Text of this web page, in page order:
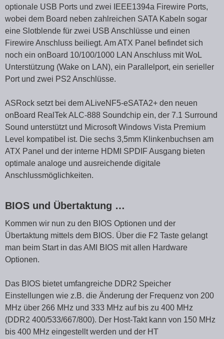
optionale USB Ports und zwei IEEE1394a Firewire Ports,
wobei dem Board neben zahlreichen SATA Kabeln sogar
eine Slotblende für zwei USB Anschlüsse und einen
Firewire Anschluss beiliegt. Am ATX Panel befindet sich
noch ein onBoard 10/100/1000 LAN Anschluss mit WoL
Unterstützung (Wake on LAN), ein Parallelport, ein serieller
Port und zwei PS2 Anschlüsse.
ASRock setzt bei dem ALiveNF5-eSATA2+ den neuen
onBoard RealTek ALC-888 Soundchip ein, der 7.1 Surround
Sound unterstützt und Microsoft Windows Vista Premium
Level kompatibel ist. Die sechs 3,5mm Klinkenbuchsen am
ATX Panel und der interne HDMI SPDIF Ausgang bieten
optimale analoge und ausreichende digitale
Anschlussmöglichkeiten.
BIOS und Übertaktung …
Kommen wir nun zu den BIOS Optionen und der
Übertaktung mittels dem BIOS. Über die F2 Taste gelangt
man beim Start in das AMI BIOS mit allen Hardware
Optionen.
Das BIOS bietet umfangreiche DDR2 Speicher
Einstellungen wie z.B. die Änderung der Frequenz von 200
MHz über 266 MHz und 333 MHz auf bis zu 400 MHz
(DDR2 400/533/667/800). Der Host-Takt kann von 150 MHz
bis 400 MHz eingestellt werden und der HT